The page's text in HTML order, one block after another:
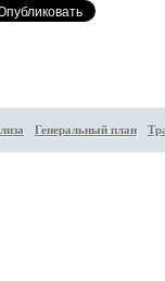
Генеральный план